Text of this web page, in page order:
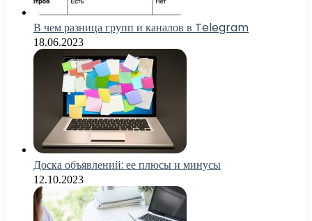
В чем разница групп и каналов в Telegram
18.06.2023
Доска объявлений: ее плюсы и минусы
12.10.2023